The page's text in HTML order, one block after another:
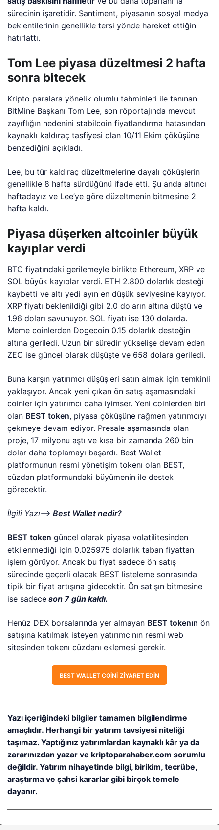
sürecinin işaretidir. Santiment, piyasanın sosyal medya
beklentilerinin genellikle tersi yönde hareket ettiğini
hatırlattı.
Tom Lee piyasa düzeltmesi 2 hafta
sonra bitecek
Kripto paralara yönelik olumlu tahminleri ile tanınan
BitMine Başkanı Tom Lee, son röportajında mevcut
zayıflığın nedenini stabilcoin fiyatlandırma hatasından
kaynaklı kaldıraç tasfiyesi olan 10/11 Ekim çöküşüne
benzediğini açıkladı.
Lee, bu tür kaldıraç düzeltmelerine dayalı çöküşlerin
genellikle 8 hafta sürdüğünü ifade etti. Şu anda altıncı
haftadayız ve Lee’ye göre düzeltmenin bitmesine 2
hafta kaldı.
Piyasa düşerken altcoinler büyük
kayıplar verdi
BTC fiyatındaki gerilemeyle birlikte Ethereum, XRP ve
SOL büyük kayıplar verdi. ETH 2.800 dolarlık desteği
kaybetti ve altı yedi ayın en düşük seviyesine kayıyor.
XRP fiyatı beklenildiği gibi 2.0 doların altına düştü ve
1.96 doları savunuyor. SOL fiyatı ise 130 dolarda.
Meme coinlerden Dogecoin 0.15 dolarlık desteğin
altına geriledi. Uzun bir süredir yükselişe devam eden
ZEC ise güncel olarak düşüşte ve 658 dolara geriledi.
Buna karşın yatırımcı düşüşleri satın almak için temkinli
yaklaşıyor. Ancak yeni çıkan ön satış aşamasındaki
coinler için yatırımcı daha iyimser. Yeni coinlerden biri
olan BEST token, piyasa çöküşüne rağmen yatırımcıyı
çekmeye devam ediyor. Presale aşamasında olan
proje, 17 milyonu aştı ve kısa bir zamanda 260 bin
dolar daha toplamayı başardı. Best Wallet
platformunun resmi yönetişim tokenı olan BEST,
cüzdan platformundaki büyümenin ile destek
görecektir.
İlgili Yazı—>Best Wallet nedir?
BEST token güncel olarak piyasa volatilitesinden
etkilenmediği için 0.025975 dolarlık taban fiyattan
işlem görüyor. Ancak bu fiyat sadece ön satış
sürecinde geçerli olacak BEST listeleme sonrasında
tipik bir fiyat artışına gidecektir. Ön satışın bitmesine
ise sadece son 7 gün kaldı.
Henüz DEX borsalarında yer almayan BEST tokenın ön
satışına katılmak isteyen yatırımcının resmi web
sitesinden tokenı cüzdanı eklemesi gerekir.
BEST WALLET COINI ZIYARET EDIN
Yazı içeriğindeki bilgiler tamamen bilgilendirme
amaçlıdır. Herhangi bir yatırım tavsiyesi niteliği
taşımaz. Yaptığınız yatırımlardan kaynaklı kâr ya da
zararınızdan yazar ve kriptoparahaber.com sorumlu
değildir. Yatırım nihayetinde bilgi, birikim, tecrübe,
araştırma ve şahsi kararlar gibi birçok temele
dayanır.